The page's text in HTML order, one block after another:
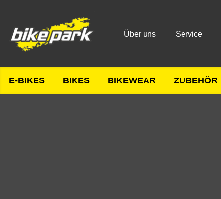
Über uns Service
E-BIKES BIKES BIKEWEAR ZUBEHÖR